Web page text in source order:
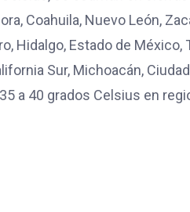
Coahuila, Nuevo León,
Hidalgo, Estado de México,
Sur, Michoacán,
a 40 grados Celsius en